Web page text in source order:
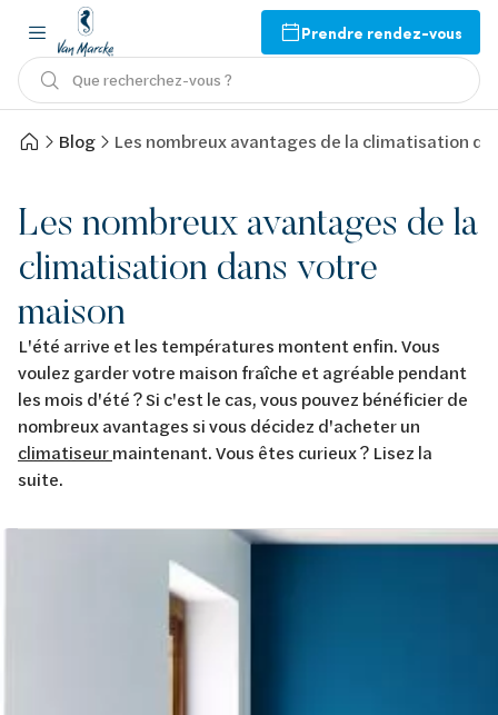
Prendre rendez-vous
Que recherchez-vous ?
Blog Les nombreux avantages de la climatisation
Les nombreux avantages de la
climatisation dans votre
maison
L'été arrive et les températures montent enfin. Vous
voulez garder votre maison fraîche et agréable pendant
les mois d'été ? Si c'est le cas, vous pouvez bénéficier de
nombreux avantages si vous décidez d'acheter un
climatiseurmaintenant. Vous êtes curieux ? Lisez la
suite.
Afbeelding